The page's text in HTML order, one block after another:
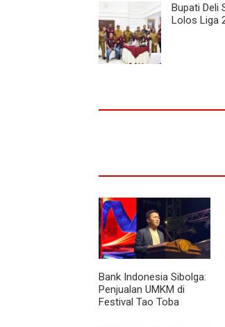
Bupati Deli
Lolos Liga
Bank Indonesia Sibolga:
Penjualan UMKM di
Festival Tao Toba